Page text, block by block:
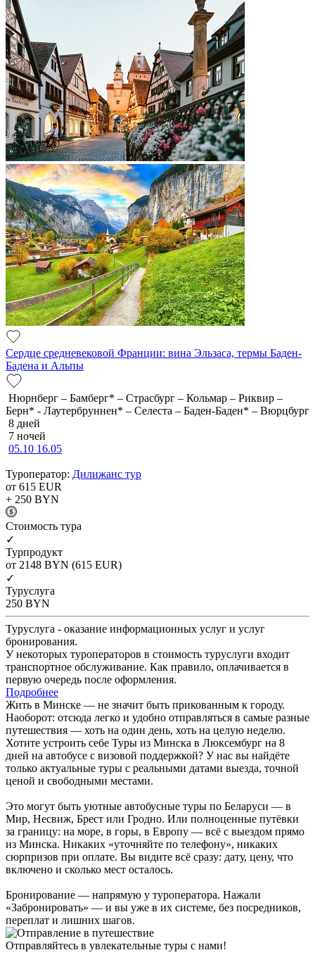
Сердце средневековой Франции: вина Эльзаса, термы Баден-
Бадена и Альпы
Нюрнберг – Бамберг* – Страсбург – Кольмар – Риквир –
Берн* - Лаутербруннен* – Селеста – Баден-Баден* – Вюрцбург
8 дней
7 ночей
05.10 16.05
Туроператор: Дилижанс тур
от 615 EUR
+ 250 BYN
Cтоимость тура
✓
Турпродукт
от 2148 BYN (615 EUR)
✓
Туруслуга
250 BYN
Туруслуга - оказание информационных услуг и услуг
бронирования.
У некоторых туроператоров в стоимость туруслуги входит
транспортное обслуживание. Как правило, оплачивается в
первую очередь после оформления.
Подробнее
Жить в Минске — не значит быть прикованным к городу.
Наоборот: отсюда легко и удобно отправляться в самые разные
путешествия — хоть на один день, хоть на целую неделю.
Хотите устроить себе Туры из Минска в Люксембург на 8
дней на автобусе с визовой поддержкой? У нас вы найдёте
только актуальные туры с реальными датами выезда, точной
ценой и свободными местами.
Это могут быть уютные автобусные туры по Беларуси — в
Мир, Несвиж, Брест или Гродно. Или полноценные путёвки
за границу: на море, в горы, в Европу — всё с выездом прямо
из Минска. Никаких «уточняйте по телефону», никаких
сюрпризов при оплате. Вы видите всё сразу: дату, цену, что
включено и сколько мест осталось.
Бронирование — напрямую у туроператора. Нажали
«Забронировать» — и вы уже в их системе, без посредников,
переплат и лишних шагов.
Отправляйтесь в увлекательные туры с нами!